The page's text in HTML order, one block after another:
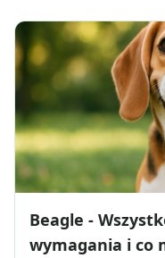
Beagle -
wymagania i co